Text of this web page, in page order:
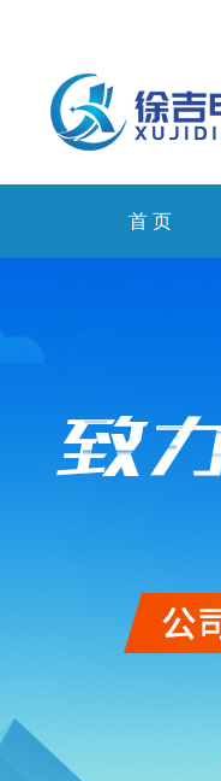
首 页